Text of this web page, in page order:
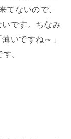
てないので、
です。ちなみ
いですね～」
。